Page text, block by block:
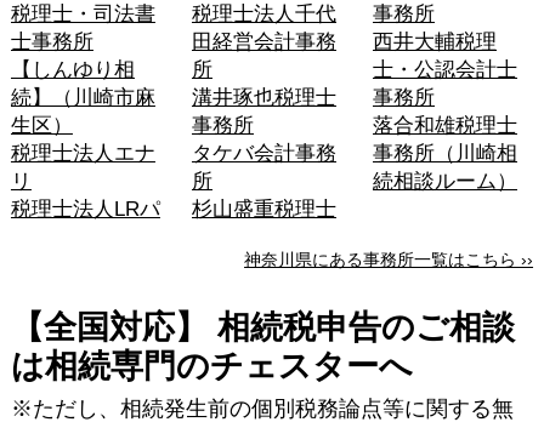
税理士・司法書
士事務所
【しんゆり相
続】（川崎市麻
生区）
税理士法人エナ
リ
税理士法人LRパ
税理士法人千代
田経営会計事務
所
溝井琢也税理士
事務所
タケバ会計事務
所
杉山盛重税理士
事務所
西井大輔税理
士・公認会計士
事務所
落合和雄税理士
事務所（川崎相
続相談ルーム）
神奈川県にある事務所一覧はこちら ››
【全国対応】 相続税申告のご相談
は相続専門のチェスターへ
※ただし、相続発生前の個別税務論点等に関する無